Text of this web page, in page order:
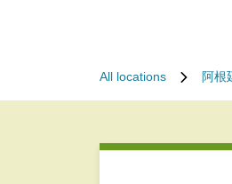
All locations 阿根